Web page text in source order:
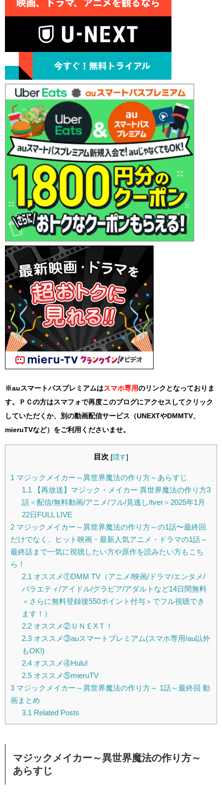
※auスマートパスプレミアムはスマホ専用のリンクとなっておりま
す。ＰＣの方はスマフォで再度このブログにアクセスしてクリック
していただくか、別の動画配信サービス（UNEXTやDMMTV、
mieruTVなど）をご利用くださいませ。
目次 [隠す]
1 マジックメイカー～異世界魔法の作り方～あらすじ
1.1 【再放送】マジック・メイカー 異世界魔法の作り方3
話＜配信/無料動画/アニメ/フル/見逃し/tver＞2025年1月
22日FULL LIVE
2 マジックメイカー～異世界魔法の作り方～の1話〜最終回
だけでなく、ヒット映画・最新人気アニメ・ドラマの1話～
最終話まで一気に視聴したい方や原作を読みたい方もこち
ら！
2.1 オススメ①DMM TV（アニメ/映画/ドラマ/エンタメ/
バラエティ/アイドル/グラビア/アダルトなど14日間無料
＜さらに無料登録後550ポイント付与＞でフル視聴でき
ます！）
2.2オススメ②ＵＮＥXＴ！
2.3オススメ③auスマートプレミアム(スマホ専用/au以外
もOK!)
2.4オススメ④Hulu!
2.5オススメ⑤mieruTV
3 マジックメイカー～異世界魔法の作り方～ 1話～最終回 動
画まとめ
3.1 Related Posts
マジックメイカー～異世界魔法の作り方～
あらすじ